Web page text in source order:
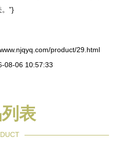
”}
product/29.html
08-06 10:57:33
表